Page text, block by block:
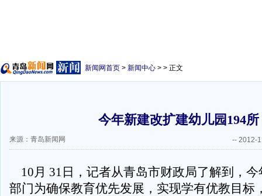
新闻网首页 > 新闻中心 > > 正文
今年新建改扩建幼儿园194所
来源：青岛新闻网 -- 2012-
10月 31日，记者从青岛市财政局了解到，
部门为确保教育优先发展，实现学有优教目标